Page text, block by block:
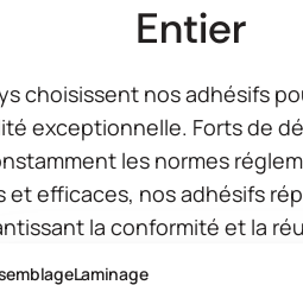
Entier
choisissent nos adhésifs
exceptionnelle. Forts de
les normes
efficaces, nos adhésifs
la conformité et la
Laminage